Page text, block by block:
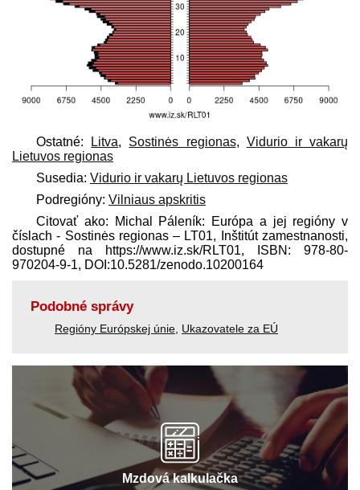
Ostatné: Litva, Sostinės regionas, Vidurio ir vakarų
Lietuvos regionas
Susedia: Vidurio ir vakarų Lietuvos regionas
Podregióny: Vilniaus apskritis
Citovať ako: Michal Páleník: Európa a jej regióny v
číslach - Sostinės regionas – LT01, Inštitút zamestnanosti,
dostupné na https://www.iz.sk/​RLT01, ISBN: 978-80-
970204-9-1, DOI:10.5281/zenodo.10200164
Podobné správy
Regióny Európskej únie Ukazovatele za EÚ
Mzdová kalkulačka